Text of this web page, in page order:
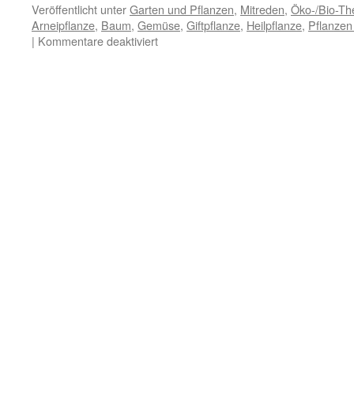
Veröffentlicht unterGarten und Pflanzen, Mitreden, Öko-/Bio-
Arneipflanze, Baum, Gemüse, Giftpflanze, Heilpflanze,
| Kommentare deaktiviert